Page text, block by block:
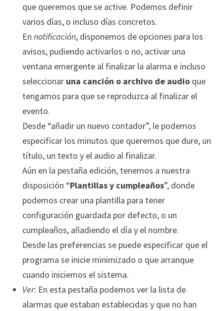
que queremos que se active. Podemos definir
varios días, o incluso días concretos.
En notificación, disponemos de opciones para los
avisos, pudiendo activarlos o no, activar una
ventana emergente al finalizar la alarma e incluso
seleccionar una canción o archivo de audioque
tengamos para que se reproduzca al finalizar el
evento.
Desde “añadir un nuevo contador”, le podemos
especificar los minutos que queremos que dure, un
título, un texto y el audio al finalizar.
Aún en la pestaña edición, tenemos a nuestra
disposición “Plantillas y cumpleaños”, donde
podemos crear una plantilla para tener
configuración guardada por defecto, o un
cumpleaños, añadiendo el día y el nombre.
Desde las preferencias se puede especificar que el
programa se inicie minimizado o que arranque
cuando iniciemos el sistema.
Ver: En esta pestaña podemos ver la lista de
alarmas que estaban establecidas y que no han